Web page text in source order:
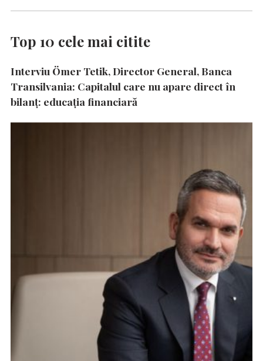
Top 10 cele mai citite
Interviu Ömer Tetik, Director General, Banca
Transilvania: Capitalul care nu apare direct în
bilanț: educația financiară